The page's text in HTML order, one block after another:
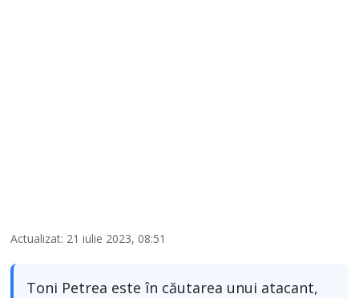
Actualizat: 21 iulie 2023, 08:51
Toni Petrea este în căutarea unui atacant,